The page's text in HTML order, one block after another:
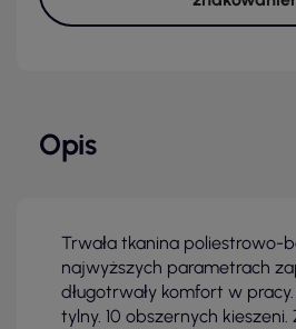
Opis
Trwała tkanina poliestrowo-
najwyższych parametrach
długotrwały komfort w
tylny. 10 obszernych